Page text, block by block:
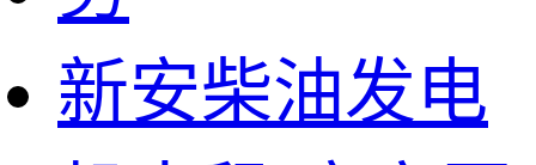
新安柴油发电